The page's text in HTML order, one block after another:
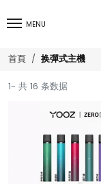
MENU
首頁 换彈式主機
1- 共 16 条数据